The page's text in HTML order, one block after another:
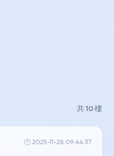
共 10 樓
🕐 2025-11-28 09:44:37